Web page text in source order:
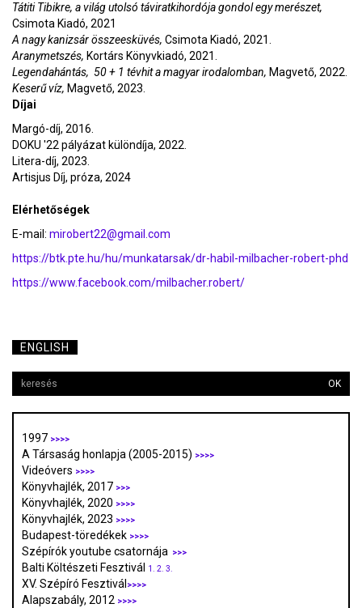
Tátiti Tibikre, a világ utolsó táviratkihordója gondol egy merészet,
Csimota Kiadó, 2021
A nagy kanizsár összeesküvés, Csimota Kiadó, 2021.
Aranymetszés, Kortárs Könyvkiadó, 2021.
Legendahántás, 50 + 1 tévhit a magyar irodalomban, Magvető, 2022.
Keserű víz, Magvető, 2023.
Díjai
Margó-díj, 2016.
DOKU '22 pályázat különdíja, 2022.
Litera-díj, 2023.
Artisjus Díj, próza, 2024
Elérhetőségek
E-mail: mirobert22@gmail.com
https://btk.pte.hu/hu/munkatarsak/dr-habil-milbacher-robert-phd
https://www.facebook.com/milbacher.robert/
ENGLISH
OK
1997 >>>>
A Társaság honlapja (2005-2015) >>>>
Videóvers >>>>
Könyvhajlék, 2017 >>>
Könyvhajlék, 2020 >>>>
Könyvhajlék, 2023 >>>>
Budapest-töredékek >>>>
Szépírók youtube csatornája >>>
Balti Költészeti Fesztivál 1. 2. 3.
XV. Szépíró Fesztivál >>>>
Alapszabály, 2012 >>>>